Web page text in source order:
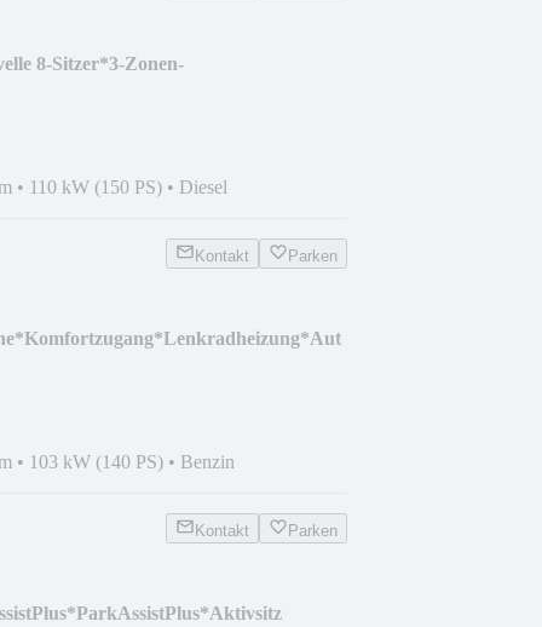
8-Sitzer*3-Zonen-
• 110 kW (150 PS) • Diesel
Kontakt Parken
• 103 kW (140 PS) • Benzin
Kontakt Parken